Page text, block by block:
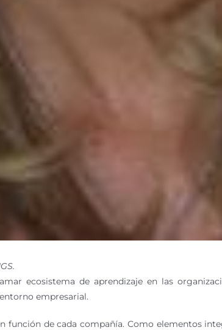
ecosistema de aprendizaje en las
empresarial.
función de cada compañía. Como elementos